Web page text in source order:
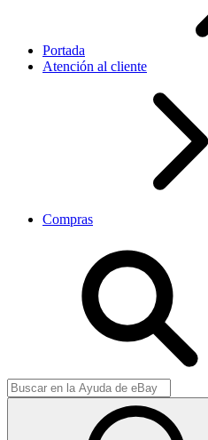
Portada
Atención al cliente
Compras